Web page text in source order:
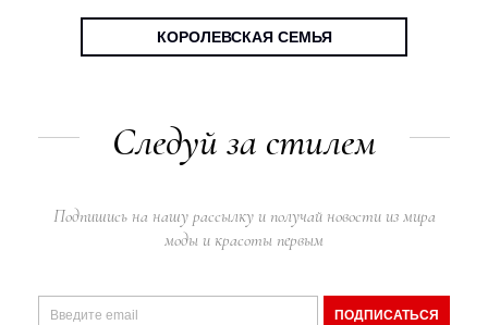
КОРОЛЕВСКАЯ СЕМЬЯ
Следуй за стилем
Подпишись на нашу рассылку и получай новости из мира
моды и красоты первым
ПОДПИСАТЬСЯ